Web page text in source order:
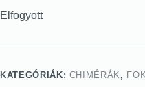
Elfogyott
KATEGÓRIÁK: CHIMÉRÁK ,